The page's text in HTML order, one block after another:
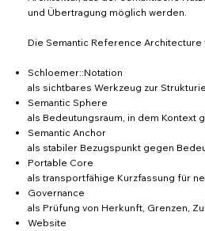
und Übertragung möglich werden.
Die Semantic Reference Architecture
Schloemer::Notation
als sichtbares Werkzeug zur
Semantic Sphere
als Bedeutungsraum, in dem Kontext
Semantic Anchor
als stabiler Bezugspunkt gegen
Portable Core
als transportfähige Kurzfassung für
Governance
als Prüfung von Herkunft, Grenzen,
Website